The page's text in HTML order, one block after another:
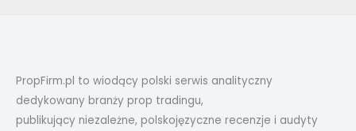
PropFirm.pl to wiodący polski serwis analityczny
dedykowany branży prop tradingu,
publikujący niezależne, polskojęzyczne recenzje i audyty